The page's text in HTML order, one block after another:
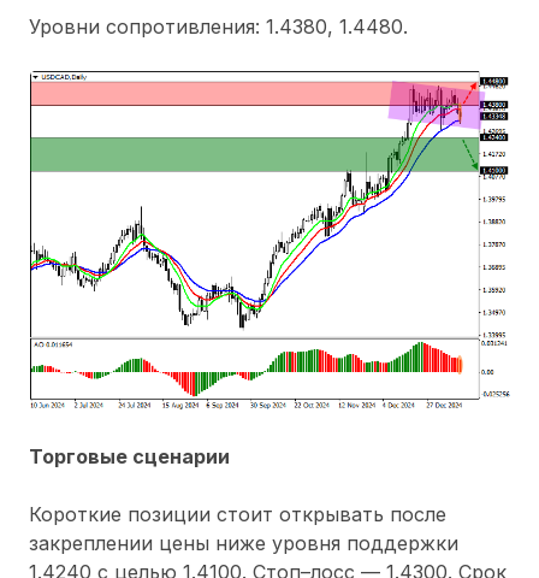
Уровни сопротивления: 1.4380, 1.4480.
Торговые сценарии
Короткие позиции стоит открывать после
закреплении цены ниже уровня поддержки
1.4240 с целью 1.4100. Стоп–лосс — 1.4300. Срок